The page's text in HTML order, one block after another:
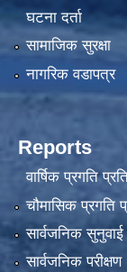
घटना दर्ता
सामाजिक सुरक्षा
नागरिक वडापत्र
Reports
वार्षिक प्रगति
चौमासिक प्रगति
सार्वजनिक सुनुवाई
सार्वजनिक परीक्षण